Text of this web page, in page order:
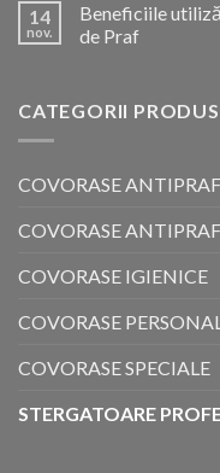
14
nov.
Beneficiile
de Praf
CATEGORII PRODUS
COVORASE
COVORASE
COVORASE IGIENICE
COVORASE
COVORASE SPECIALE
STERGATOARE